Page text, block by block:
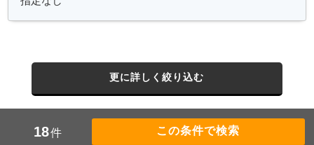
更に詳しく絞り込む
18件